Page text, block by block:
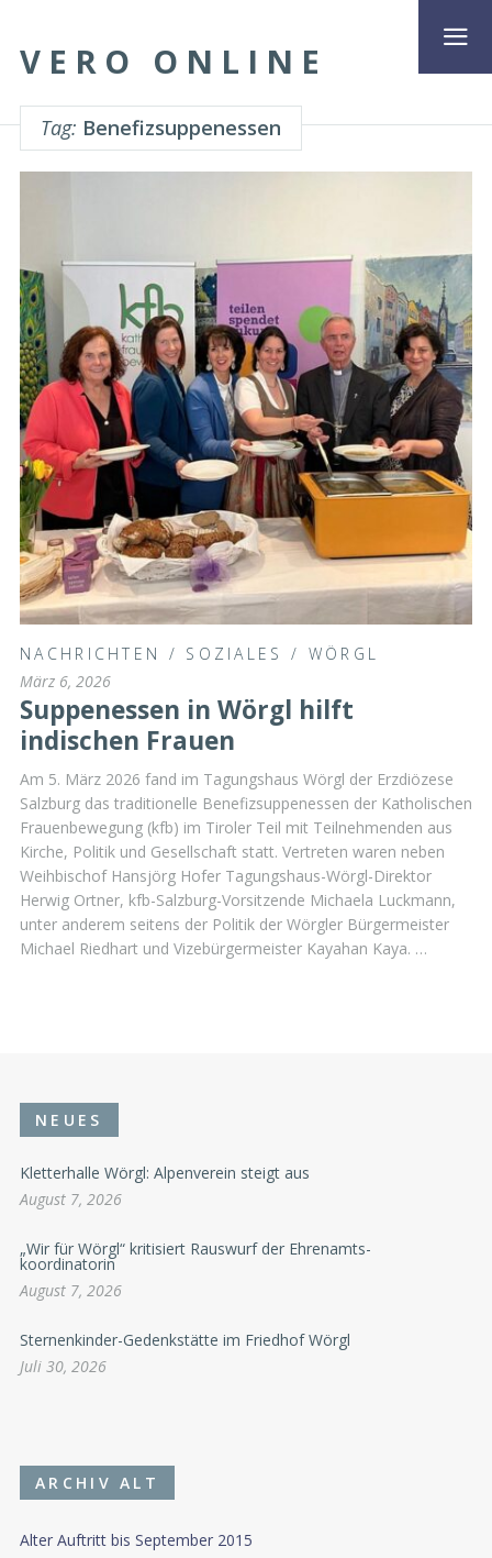
VERO ONLINE
Tag: Benefizsuppenessen
NACHRICHTEN / SOZIALES / WÖRGL
März 6, 2026
Suppenessen in Wörgl hilft
indischen Frauen
Am 5. März 2026 fand im Tagungshaus Wörgl der Erzdiözese
Salzburg das traditionelle Benefizsuppenessen der Katholischen
Frauenbewegung (kfb) im Tiroler Teil mit Teilnehmenden aus
Kirche, Politik und Gesellschaft statt. Vertreten waren neben
Weihbischof Hansjörg Hofer Tagungshaus-Wörgl-Direktor
Herwig Ortner, kfb-Salzburg-Vorsitzende Michaela Luckmann,
unter anderem seitens der Politik der Wörgler Bürgermeister
Michael Riedhart und Vizebürgermeister Kayahan Kaya. …
NEUES
Kletterhalle Wörgl: Alpenverein steigt aus
August 7, 2026
„Wir für Wörgl“ kritisiert Rauswurf der Ehrenamts-
koordinatorin
August 7, 2026
Sternenkinder-Gedenkstätte im Friedhof Wörgl
Juli 30, 2026
ARCHIV ALT
Alter Auftritt bis September 2015